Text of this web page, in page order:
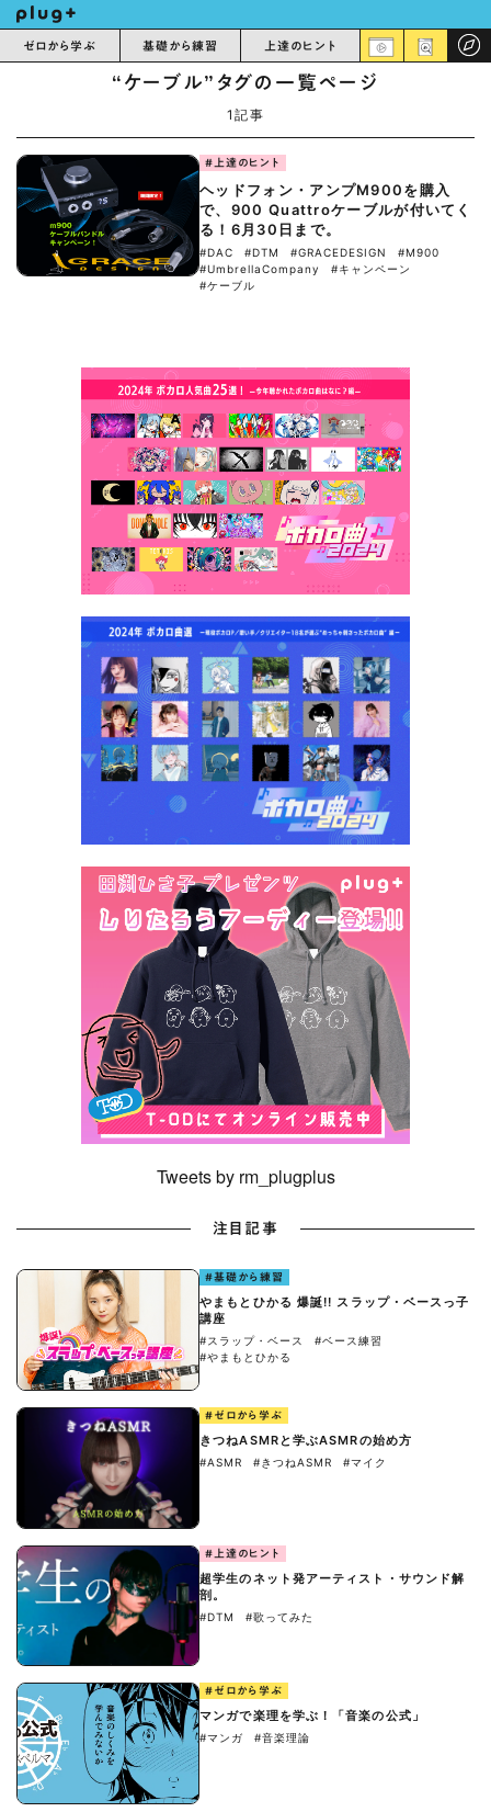
ゼロから学ぶ 基礎から練習 上達のヒント
“ケーブル”タグの一覧ページ
1記事
#上達のヒント
ヘッドフォン・アンプM900を購入
で、900 Quattroケーブルが付いてく
る！6月30日まで。
#DAC #DTM #GRACEDESIGN
#M900
#UmbrellaCompany
#キャンペーン
#ケーブル
Tweets by rm_plugplus
注目記事
#基礎から練習
やまもとひかる 爆誕!! スラップ・ベースっ子
講座
#スラップ・ベース
#ベース練習
#やまもとひかる
#ゼロから学ぶ
きつねASMRと学ぶASMRの始め方
#ASMR #きつねASMR #マイク
#上達のヒント
超学生のネット発アーティスト・サウンド解
剖。
#DTM #歌ってみた
#ゼロから学ぶ
マンガで楽理を学ぶ！「音楽の公式」
#マンガ #音楽理論